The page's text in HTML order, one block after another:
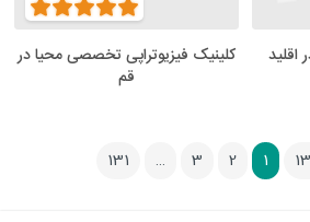
کلینیک فیزیوتراپی تخصصی محیا در
قم
1
2
3
…
131